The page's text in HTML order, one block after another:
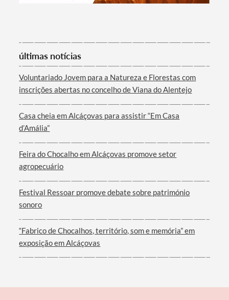
últimas notícias
Voluntariado Jovem para a Natureza e Florestas com
inscrições abertas no concelho de Viana do Alentejo
Casa cheia em Alcáçovas para assistir “Em Casa
d’Amália”
Feira do Chocalho em Alcáçovas promove setor
agropecuário
Festival Ressoar promove debate sobre património
sonoro
“Fabrico de Chocalhos, território, som e memória” em
exposição em Alcáçovas